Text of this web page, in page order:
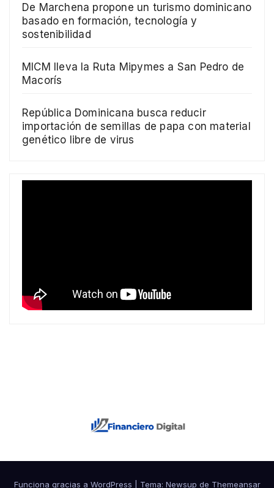
De Marchena propone un turismo dominicano
basado en formación, tecnología y
sostenibilidad
MICM lleva la Ruta Mipymes a San Pedro de
Macorís
República Dominicana busca reducir
importación de semillas de papa con material
genético libre de virus
Funciona gracias a WordPress Tema: Newsup de Themeansar